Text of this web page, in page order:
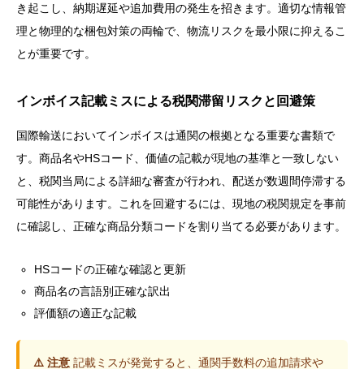
き起こし、納期遅延や追加費用の発生を招きます。適切な情報管
理と物理的な梱包対策の両輪で、物流リスクを最小限に抑えるこ
とが重要です。
インボイス記載ミスによる税関滞留リスクと回避策
国際輸送においてインボイスは通関の根拠となる重要な書類で
す。商品名やHSコード、価値の記載が現地の基準と一致しない
と、税関当局による詳細な審査が行われ、配送が数週間停滞する
可能性があります。これを回避するには、現地の税関規定を事前
に確認し、正確な商品分類コードを割り当てる必要があります。
HSコードの正確な確認と更新
商品名の言語別正確な訳出
評価額の適正な記載
⚠️ 注意記載ミスが発覚すると、通関手数料の追加請求や